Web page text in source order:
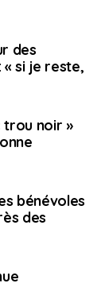
des
« si je reste,
trou noir »
bénévoles
des